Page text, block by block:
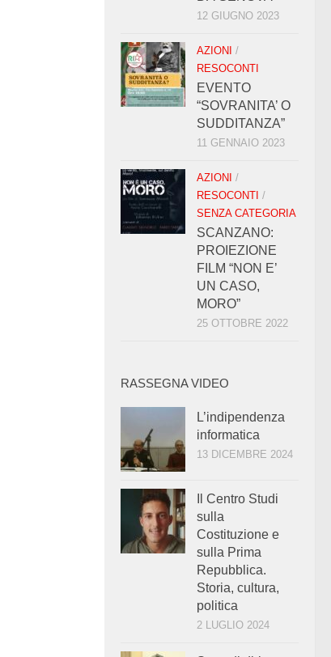
12 GIUGNO 2023
AZIONI /
RESOCONTI
EVENTO
“SOVRANITA’ O
SUDDITANZA”
11 GENNAIO 2023
AZIONI /
RESOCONTI /
SENZA CATEGORIA
SCANZANO:
PROIEZIONE
FILM “NON E’
UN CASO,
MORO”
25 OTTOBRE 2022
RASSEGNA VIDEO
L’indipendenza
informatica
13 DICEMBRE 2024
Il Centro Studi
sulla
Costituzione e
sulla Prima
Repubblica.
Storia, cultura,
politica
2 LUGLIO 2024